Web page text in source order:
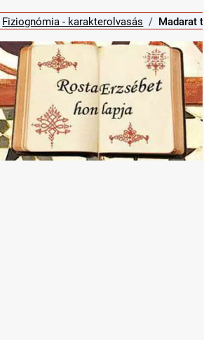
Fiziognómia - karakterolvasás Madarat